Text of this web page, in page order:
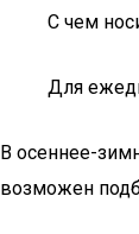
С чем
Для
В осеннее-
возможен